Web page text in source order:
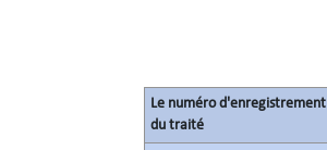
Le numéro d'enregistrement
du traité